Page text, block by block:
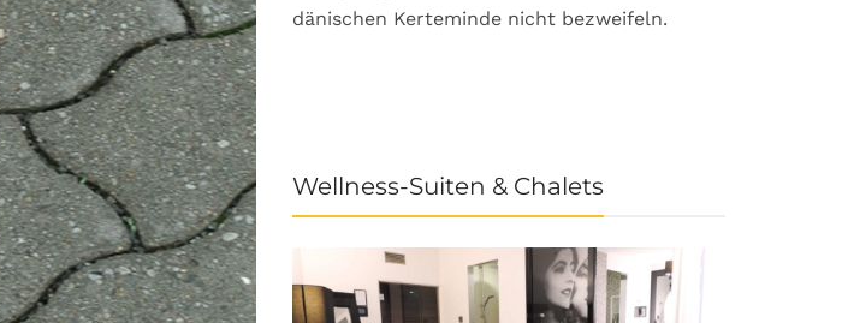
dänischen Kerteminde nicht bezweifeln.
Wellness-Suiten & Chalets